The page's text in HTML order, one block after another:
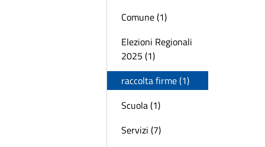
Comune (1)
Elezioni Regionali
2025 (1)
raccolta firme (1)
Scuola (1)
Servizi (7)